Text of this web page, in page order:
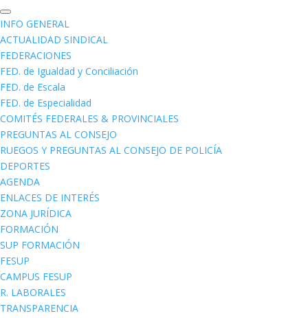
INFO GENERAL
ACTUALIDAD SINDICAL
FEDERACIONES
FED. de Igualdad y Conciliación
FED. de Escala
FED. de Especialidad
COMITÉS FEDERALES & PROVINCIALES
PREGUNTAS AL CONSEJO
RUEGOS Y PREGUNTAS AL CONSEJO DE POLICÍA
DEPORTES
AGENDA
ENLACES DE INTERÉS
ZONA JURÍDICA
FORMACIÓN
SUP FORMACIÓN
FESUP
CAMPUS FESUP
R. LABORALES
TRANSPARENCIA